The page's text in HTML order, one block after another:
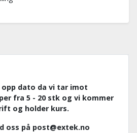
dato da vi tar imot
fra 5 - 20 stk og vi kommer
og holder kurs.
oss på post@extek.no